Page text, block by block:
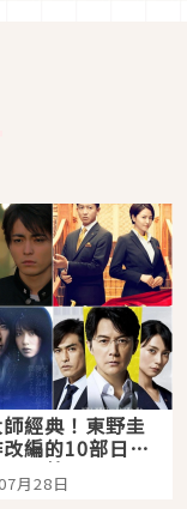
經典！東野圭
編的10部日本
品推薦
月28日